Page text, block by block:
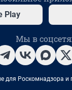
Play
Мы в
для Роскомнадзора и